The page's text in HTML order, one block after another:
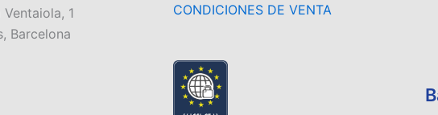
1
Barcelona
CONDICIONES DE VENTA